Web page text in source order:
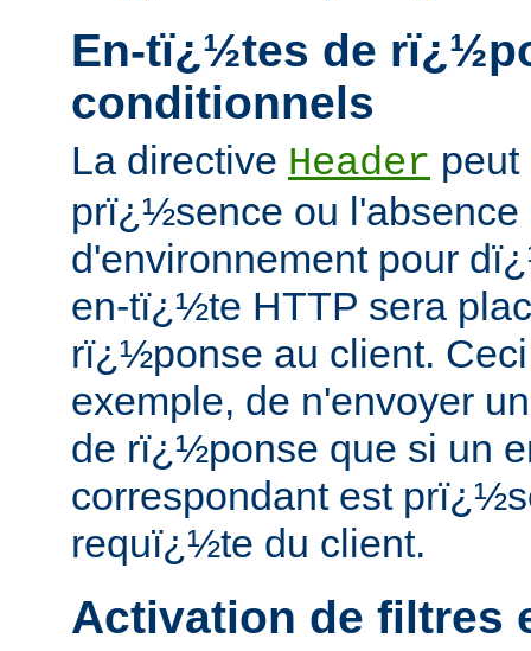
En-tï¿½tes de
conditionnels
La directive Header peut
prï¿½sence ou l'absence
d'environnement pour
en-tï¿½te HTTP sera
rï¿½ponse au client.
exemple, de n'envoyer
de rï¿½ponse que si un
correspondant est
requï¿½te du client.
Activation de filtres